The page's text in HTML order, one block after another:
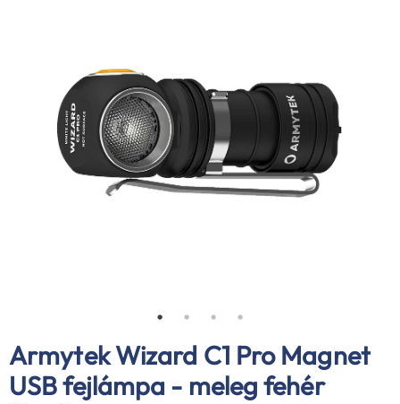
Armytek Wizard C1 Pro Magnet
USB fejlámpa - meleg fehér